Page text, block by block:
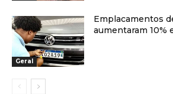
Geral
Emplacamentos
aumentaram 10%